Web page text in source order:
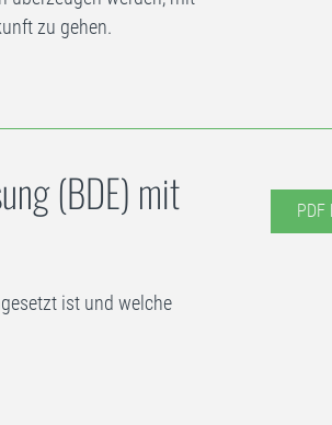
zu gehen.
(BDE) mit
ist und welche